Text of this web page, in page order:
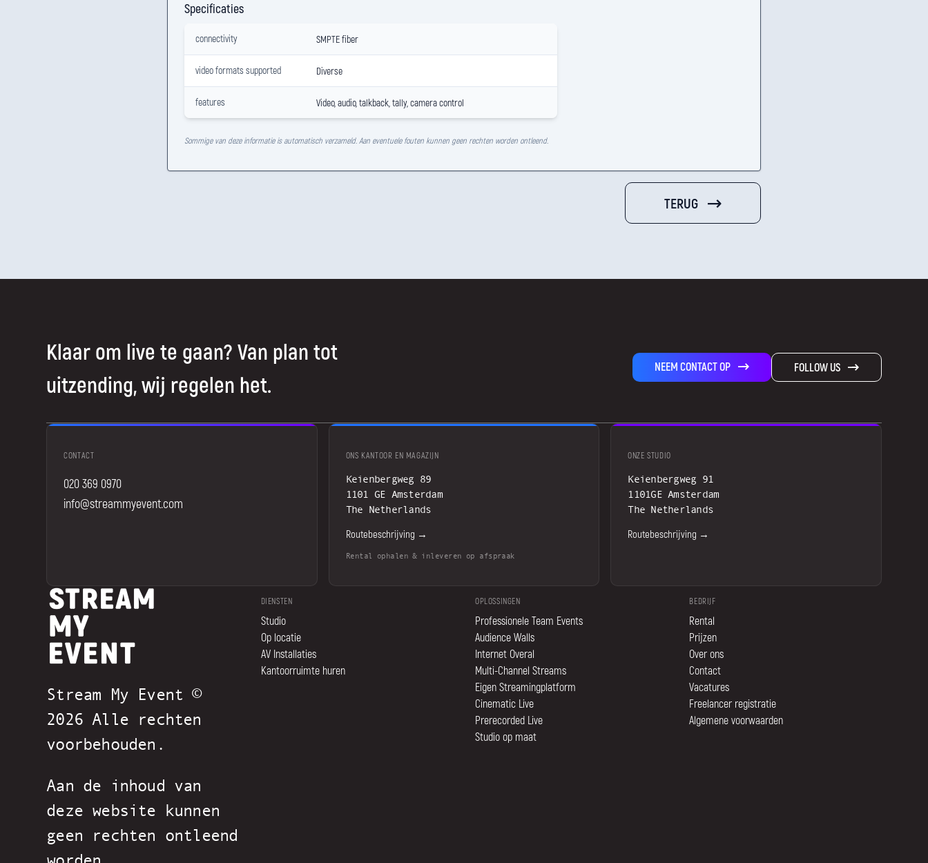
Specificaties
connectivity SMPTE fiber
video formats supported Diverse
features Video, audio, talkback, tally, camera control
Sommige van deze informatie is automatisch verzameld. Aan eventuele fouten kunnen geen rechten worden ontleend.
TERUG
Klaar om live te gaan? Van plan tot
uitzending, wij regelen het.
NEEM CONTACT OP FOLLOW US
CONTACT
020 369 0970
info@streammyevent.com
ONS KANTOOR EN MAGAZIJN
Keienbergweg 89
1101 GE Amsterdam
The Netherlands
Routebeschrijving →
Rental ophalen & inleveren op afspraak
ONZE STUDIO
Keienbergweg 91
1101GE Amsterdam
The Netherlands
Routebeschrijving →
Stream My Event ©
2026 Alle rechten
voorbehouden.
Aan de inhoud van
deze website kunnen
geen rechten ontleend
DIENSTEN
Studio
Op locatie
AV Installaties
Kantoorruimte huren
OPLOSSINGEN
Professionele Team Events
Audience Walls
Internet Overal
Multi-Channel Streams
Eigen Streamingplatform
Cinematic Live
Prerecorded Live
Studio op maat
BEDRIJF
Rental
Prijzen
Over ons
Contact
Vacatures
Freelancer registratie
Algemene voorwaarden